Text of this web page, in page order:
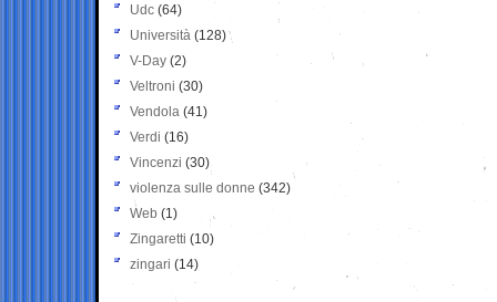
Udc (64)
Università (128)
V-Day (2)
Veltroni (30)
Vendola (41)
Verdi (16)
Vincenzi (30)
violenza sulle donne (342)
Web (1)
Zingaretti (10)
zingari (14)